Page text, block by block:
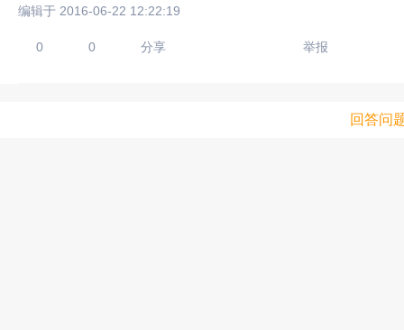
编辑于 2016-06-22 12:22:19
0 0 分享 举报
回答问